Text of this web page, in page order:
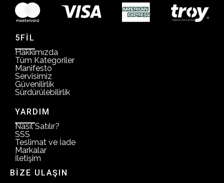
5FİL
Hakkımızda
Tüm Kategoriler
Manifesto
Servisimiz
Güvenilirlik
Sürdürülebilirlik
YARDIM
Nasıl Satılır?
SSS
Teslimat ve İade
Markalar
İletişim
BİZE ULAŞIN